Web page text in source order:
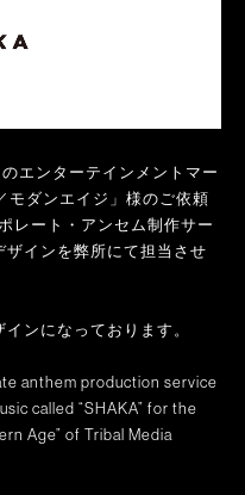
エンターテインメントマー
モダンエイジ」様のご依頼
レート・アンセム制作サー
ザインを弊所にて担当させ
ンになっております。
anthem production service
called “SHAKA” for the
Age” of Tribal Media